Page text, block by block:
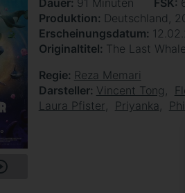
Dauer 91 Minuten FSK
Produktion Deutschland,
Erscheinungsdatum
Originaltitel The Last
Regie Reza Memari
Darsteller Vincent Tong
Laura Pfister
Priyanka